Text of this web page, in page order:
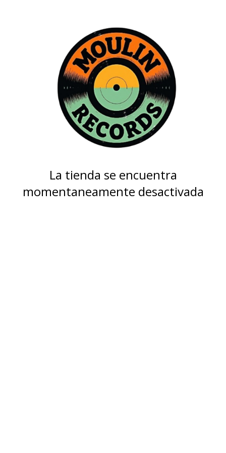
La tienda se encuentra
momentaneamente desactivada